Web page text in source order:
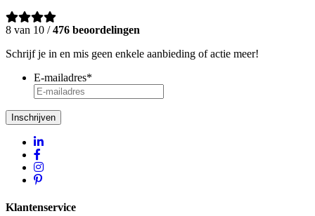
8 van 10 /476 beoordelingen
Schrijf je in en mis geen enkele aanbieding of actie meer!
E-mailadres*
Inschrijven
Klantenservice